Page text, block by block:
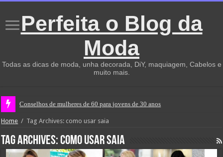
Perfeita o Blog da
Moda
Todas as dicas de moda, unha decorada, DiY, maquiagem, Cabelos e
muito mais.
Conselhos de mulheres de 60 para jovens de 30 anos
Home / Tag Archives: como usar saia
Tag Archives:como usar saia